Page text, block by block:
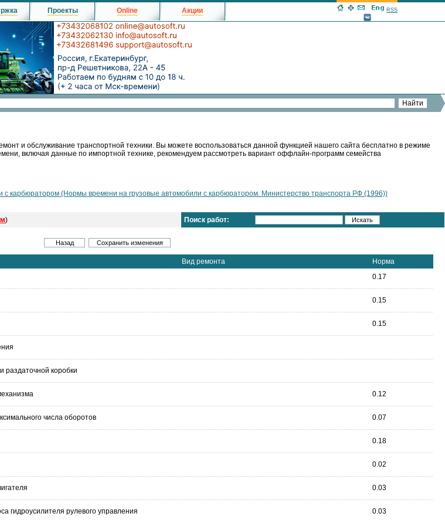
Проекты Online Акции RSS
и обслуживание транспортной техники. Вы можете воспользоваться данной функцией нашего сайта бесплатно в режиме
включая данные по импортной технике, рекомендуем рассмотреть вариант оффлайн-программ семейства
карбюратором (Нормы времени на грузовые автомобили с карбюратором. Министерство транспорта РФ (1996))
) Поиск работ:
Вид ремонта
Норма
0.17
0.15
0.15
раздаточной коробки
0.12
числа оборотов 0.07
0.18
0.02
0.03
гидроусилителя рулевого управления 0.03